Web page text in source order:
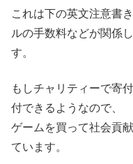
これは下の英文注意書
ルの手数料などが関係
す。
もしチャリティーで寄
付できるようなので、
ゲームを買って社会貢
ています。